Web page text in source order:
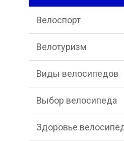
Велоспорт
Велотуризм
Виды велосипедов
Выбор велосипеда
Здоровье